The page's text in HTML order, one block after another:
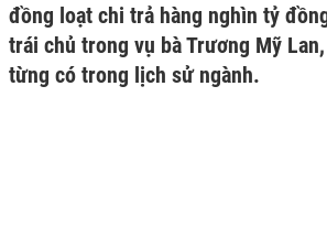
đồng loạt chi trả hàng nghìn tỷ
trái chủ trong vụ bà Trương Mỹ
từng có trong lịch sử ngành.